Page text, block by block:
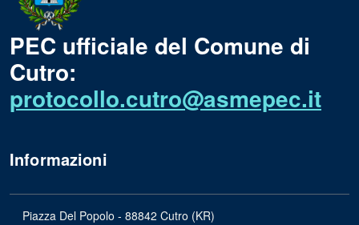
PEC ufficiale del Comune di
Cutro:
protocollo.cutro@asmepec.it
Informazioni
Piazza Del Popolo - 88842 Cutro (KR)